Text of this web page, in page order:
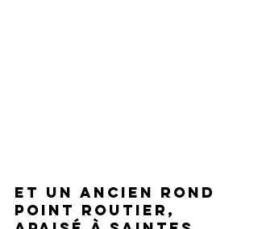
Et un ancien rond
point routier,